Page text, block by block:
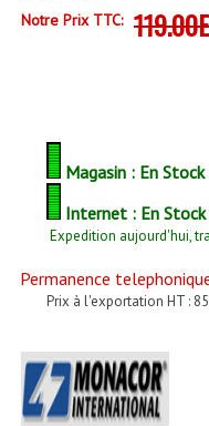
Notre Prix TTC: 119.00E
Magasin : En Stock
Internet : En Stock
Expedition aujourd'hui,
Permanence
Prix à l'exportation HT :